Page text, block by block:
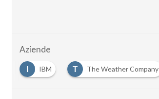
Aziende
I
IBM T The Weather Company